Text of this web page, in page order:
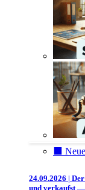
⬛️
24.09.2026 |
und verkaufst —